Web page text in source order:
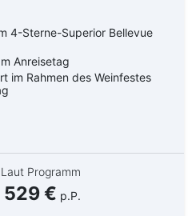
4-Sterne-Superior Bellevue
Anreisetag
im Rahmen des Weinfestes
Programm
529 € p.P.